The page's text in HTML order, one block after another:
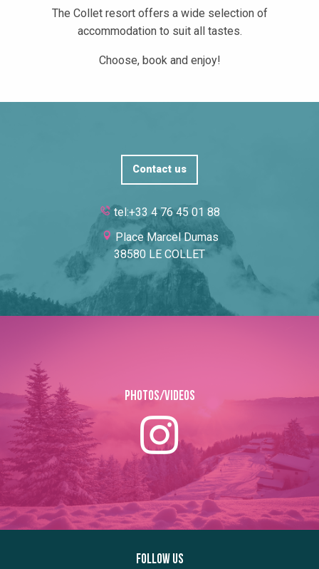
The Collet resort offers a wide selection of
accommodation to suit all tastes.
Choose, book and enjoy!
Le Chamois d'Or N°216 Studio
Le Plein ciel N°26 apartment
Ski-to-door appartement Clos des Gentianes N°111/112
Studio Cabine Arolles E N°524
Appartement Plein Ciel N°31
Le Clos du Tulipier
Chalet du Schuss Valentinois
Les Balcons du Collet N°26 Studio
Contact us
tel:+33 4 76 45 01 88
Place Marcel Dumas
38580 LE COLLET
Photos/Videos
Follow us